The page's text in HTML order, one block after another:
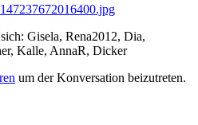
Gisela, Rena2012, Dia,
, Kalle, AnnaR, Dicker
um der Konversation beizutreten.